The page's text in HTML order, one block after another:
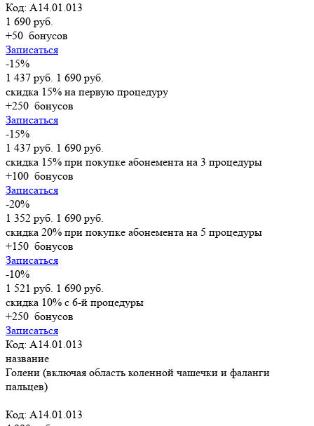
Код: A14.01.013
1 690 руб.
+50 бонусов
Записаться
-15%
1 437 руб. 1 690 руб.
скидка 15% на первую процедуру
+250 бонусов
Записаться
-15%
1 437 руб. 1 690 руб.
скидка 15% при покупке абонемента на 3 процедуры
+100 бонусов
Записаться
-20%
1 352 руб. 1 690 руб.
скидка 20% при покупке абонемента на 5 процедуры
+150 бонусов
Записаться
-10%
1 521 руб. 1 690 руб.
скидка 10% с 6-й процедуры
+250 бонусов
Записаться
Код: A14.01.013
название
Голени (включая область коленной чашечки и фаланги
пальцев)
Код: A14.01.013